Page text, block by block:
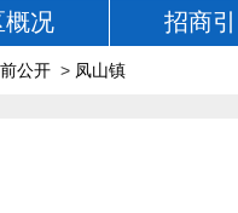
概况 招商
公开 > 凤山镇